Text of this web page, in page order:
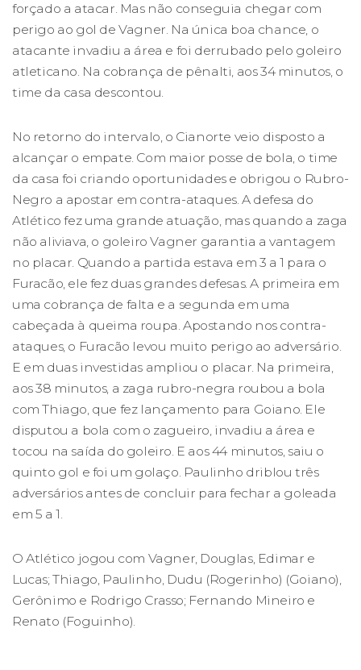
forçado a atacar. Mas não conseguia chegar com
perigo ao gol de Vagner. Na única boa chance, o
atacante invadiu a área e foi derrubado pelo goleiro
atleticano. Na cobrança de pênalti, aos 34 minutos, o
time da casa descontou.
No retorno do intervalo, o Cianorte veio disposto a
alcançar o empate. Com maior posse de bola, o time
da casa foi criando oportunidades e obrigou o Rubro-
Negro a apostar em contra-ataques. A defesa do
Atlético fez uma grande atuação, mas quando a zaga
não aliviava, o goleiro Vagner garantia a vantagem
no placar. Quando a partida estava em 3 a 1 para o
Furacão, ele fez duas grandes defesas. A primeira em
uma cobrança de falta e a segunda em uma
cabeçada à queima roupa. Apostando nos contra-
ataques, o Furacão levou muito perigo ao adversário.
E em duas investidas ampliou o placar. Na primeira,
aos 38 minutos, a zaga rubro-negra roubou a bola
com Thiago, que fez lançamento para Goiano. Ele
disputou a bola com o zagueiro, invadiu a área e
tocou na saída do goleiro. E aos 44 minutos, saiu o
quinto gol e foi um golaço. Paulinho driblou três
adversários antes de concluir para fechar a goleada
em 5 a 1.
O Atlético jogou com Vagner, Douglas, Edimar e
Lucas; Thiago, Paulinho, Dudu (Rogerinho) (Goiano),
Gerônimo e Rodrigo Crasso; Fernando Mineiro e
Renato (Foguinho).